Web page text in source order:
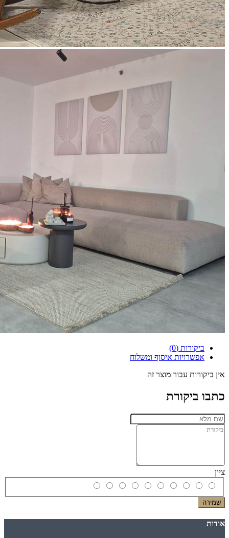
ביקורות (0)
אפשרויות איסוף ומשלוח
אין ביקורות עבור מוצר זה
כתבו ביקורת
ציון
שמירה
אודות